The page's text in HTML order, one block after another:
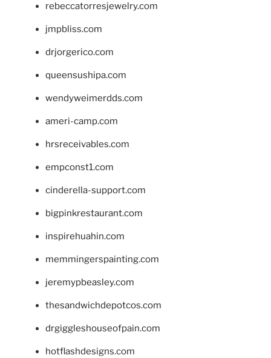
rebeccatorresjewelry.com
jmpbliss.com
drjorgerico.com
queensushipa.com
wendyweimerdds.com
ameri-camp.com
hrsreceivables.com
empconst1.com
cinderella-support.com
bigpinkrestaurant.com
inspirehuahin.com
memmingerspainting.com
jeremypbeasley.com
thesandwichdepotcos.com
drgiggleshouseofpain.com
hotflashdesigns.com